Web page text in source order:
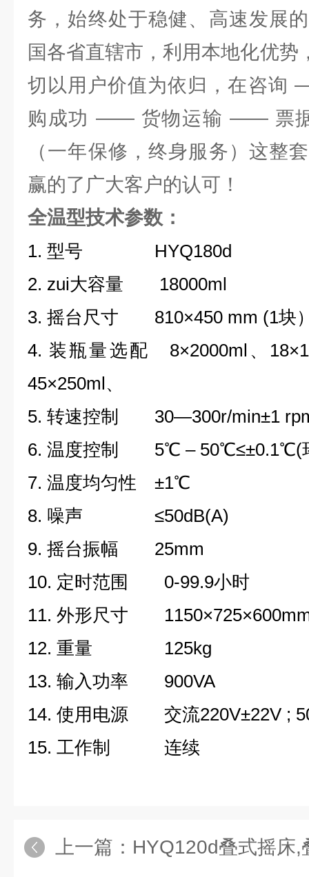
务，始终处于稳健、高速发展
国各省直辖市，利用本地化优势
切以用户价值为依归，在咨
购成功 —— 货物运输 —— 票
（一年保修，终身服务）这整
赢的了广大客户的认可！
全温型技术参数：
1. 型号 HYQ180d
2. zui大容量 18000ml
3. 摇台尺寸 810×450 mm (1块
4. 装瓶量选配 8×2000ml、
45×250ml、
5. 转速控制 30—300r/min±1
6. 温度控制 5℃ – 50℃≤±0.1℃(
7. 温度均匀性 ±1℃
8. 噪声 ≤50dB(A)
9. 摇台振幅 25mm
10. 定时范围 0-99.9小时
11. 外形尺寸
12. 重量 125kg
13. 输入功率 900VA
14. 使用电源 交流220V±22V ;
15. 工作制 连续
上一篇： HYQ120d叠式摇床,